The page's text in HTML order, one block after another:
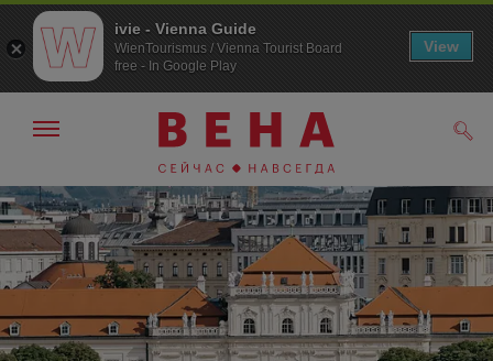
К
навигации
К
содержанию
Показать/
навигации
ivie - Vienna Guide
WienTourismus / Vienna Tourist Board
free - In Google Play
View